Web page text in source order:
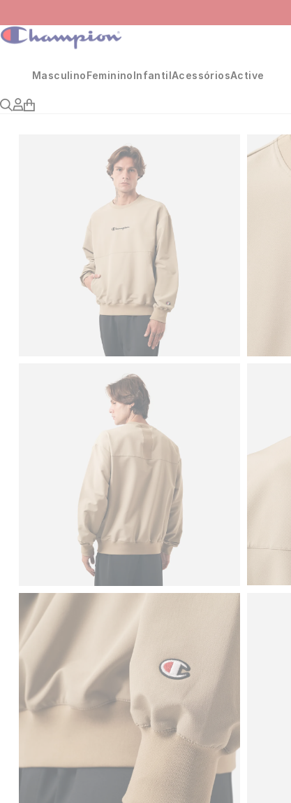
MasculinoFemininoInfantilAcessóriosActive